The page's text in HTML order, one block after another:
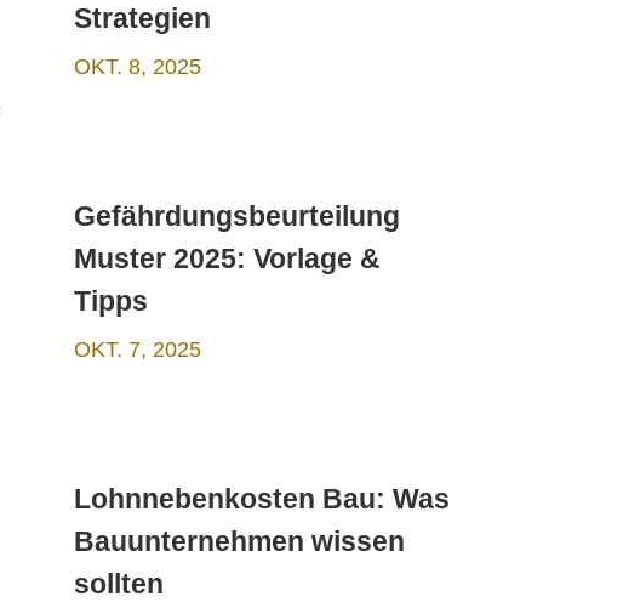
Strategien
OKT. 8, 2025
Gefährdungsbeurteilung
Muster 2025: Vorlage &
Tipps
OKT. 7, 2025
Lohnnebenkosten Bau: Was
Bauunternehmen wissen
sollten